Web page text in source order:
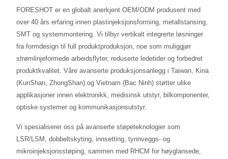
FORESHOT er en globalt anerkjent OEM/ODM produsent med
over 40 års erfaring innen plastinjeksjonsforming, metallstansing,
SMT og systemmontering. Vi tilbyr vertikalt integrerte løsninger
fra formdesign til full produktproduksjon, noe som muliggjør
strømlinjeformede arbeidsflyter, reduserte ledetider og forbedret
produktkvalitet. Våre avanserte produksjonsanlegg i Taiwan, Kina
(KunShan, ZhongShan) og Vietnam (Bac Ninh) støtter ulike
applikasjoner innen elektronikk, medisinsk utstyr, bilkomponenter,
optiske systemer og kommunikasjonsutstyr.
Vi spesialiserer oss på avanserte støpeteknologier som
LSR/LSM, dobbeltskyting, innsetting, tynnveggs- og
mikroinjeksjonsstøping, sammen med RHCM for høyglansede,